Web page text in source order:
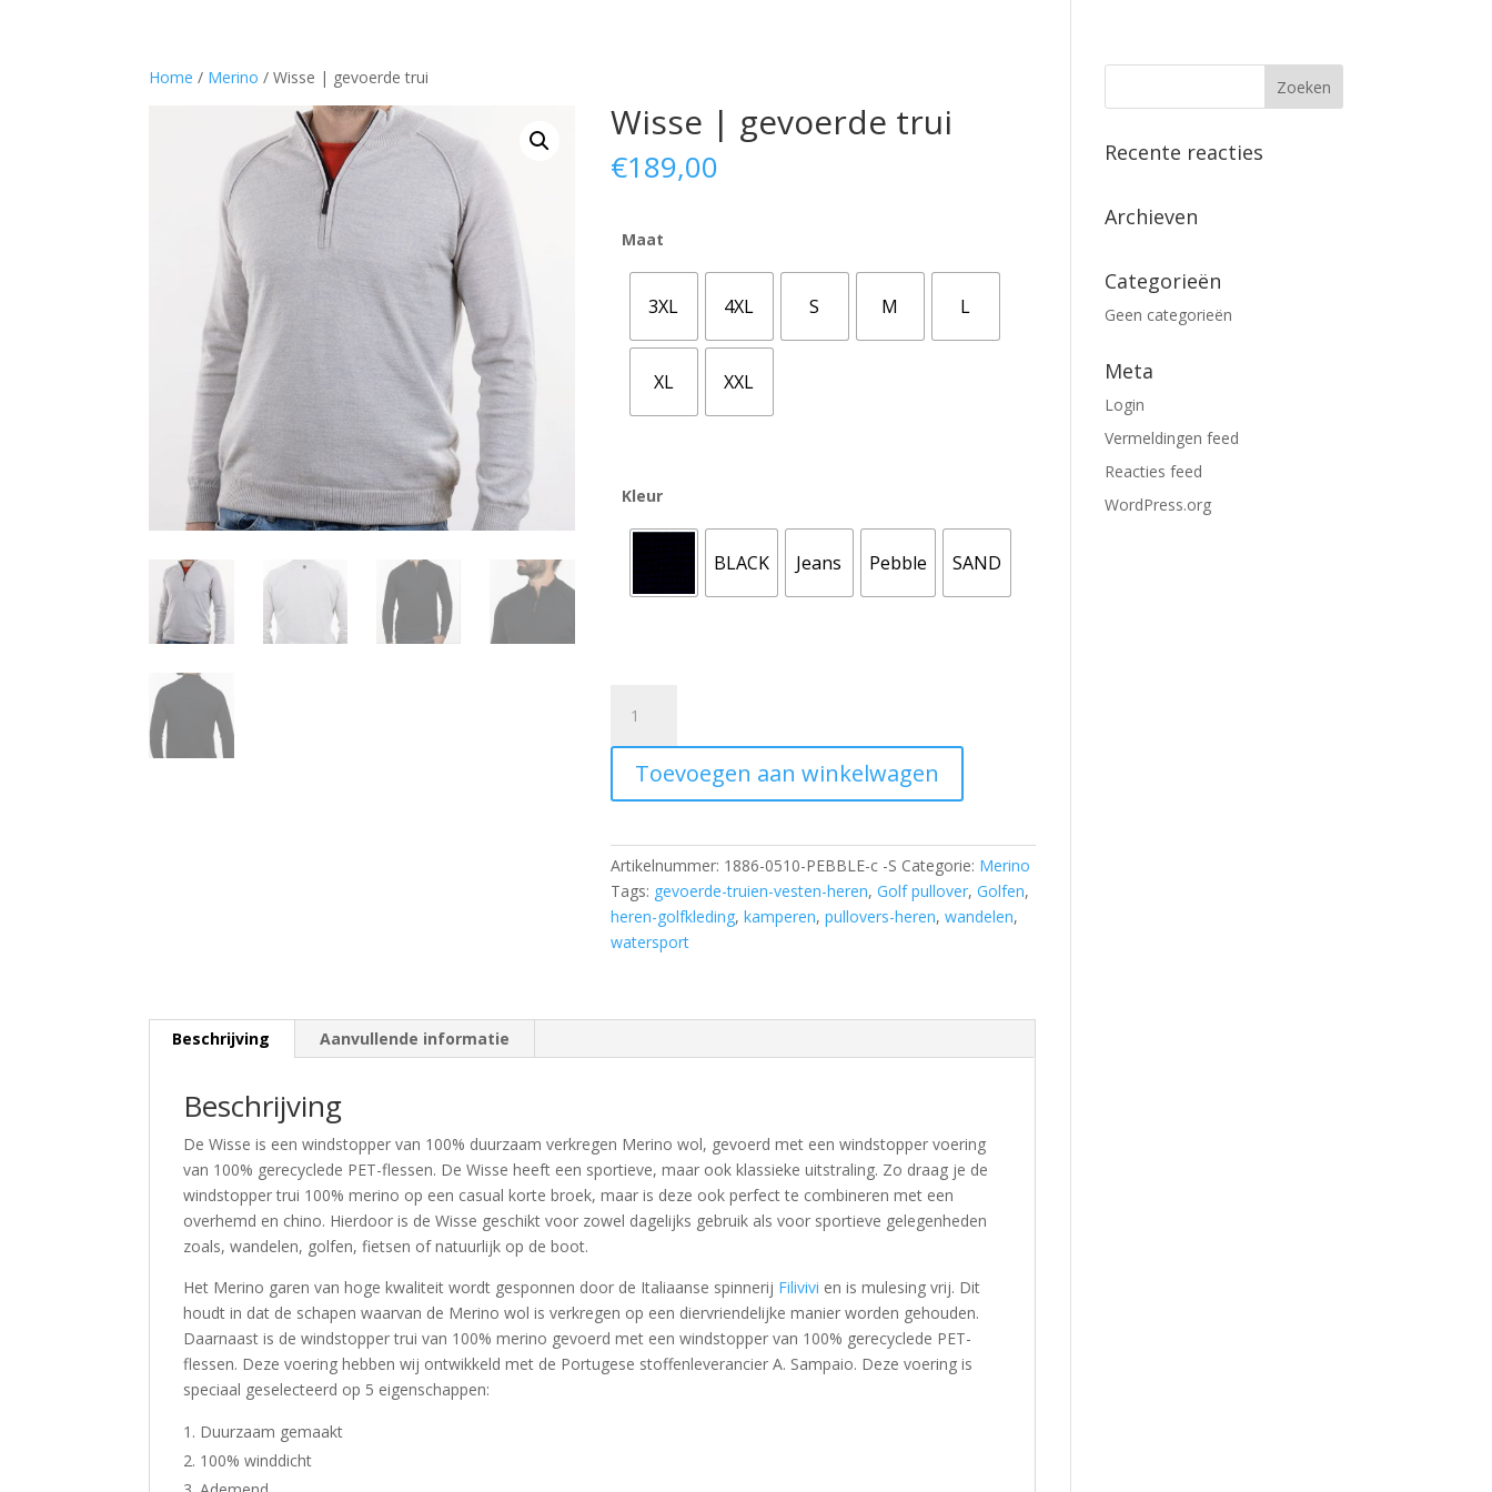
Home / Merino / Wisse | gevoerde trui
Wisse | gevoerde trui
€189,00
Maat
3XL 4XL S M L
XL XXL
Kleur
BLACK Jeans Pebble SAND
gevoerde
aantal
Toevoegen aan winkelwagen
Artikelnummer: 1886-0510-PEBBLE-c -S Categorie: Merino
Tags: gevoerde-truien-vesten-heren, Golf pullover, Golfen,
heren-golfkleding, kamperen, pullovers-heren, wandelen,
watersport
Beschrijving Aanvullende informatie
Beschrijving
De Wisse is een windstopper van 100% duurzaam verkregen Merino wol, gevoerd met een windstopper voering
van 100% gerecyclede PET-flessen. De Wisse heeft een sportieve, maar ook klassieke uitstraling. Zo draag je de
windstopper trui 100% merino op een casual korte broek, maar is deze ook perfect te combineren met een
overhemd en chino. Hierdoor is de Wisse geschikt voor zowel dagelijks gebruik als voor sportieve gelegenheden
zoals, wandelen, golfen, fietsen of natuurlijk op de boot.
Het Merino garen van hoge kwaliteit wordt gesponnen door de Italiaanse spinnerij Filivivi en is mulesing vrij. Dit
houdt in dat de schapen waarvan de Merino wol is verkregen op een diervriendelijke manier worden gehouden.
Daarnaast is de windstopper trui van 100% merino gevoerd met een windstopper van 100% gerecyclede PET-
flessen. Deze voering hebben wij ontwikkeld met de Portugese stoffenleverancier A. Sampaio. Deze voering is
speciaal geselecteerd op 5 eigenschappen:
Duurzaam gemaakt
100% winddicht
Recente reacties
Archieven
Categorieën
Geen categorieën
Meta
Login
Vermeldingen feed
Reacties feed
WordPress.org